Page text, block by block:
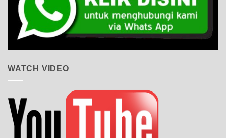
WATCH VIDEO